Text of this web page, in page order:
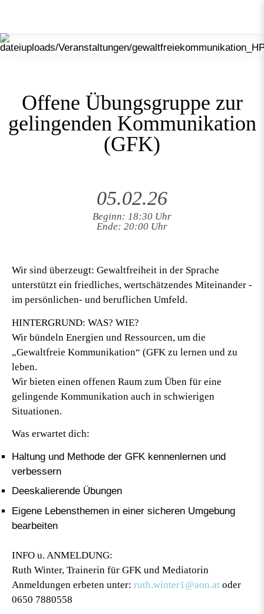
Offene Übungsgruppe zur
gelingenden Kommunikation
(GFK)
05.02.26
Beginn: 18:30 Uhr
Ende: 20:00 Uhr
Wir sind überzeugt: Gewaltfreiheit in der Sprache
unterstützt ein friedliches, wertschätzendes Miteinander -
im persönlichen- und beruflichen Umfeld.
HINTERGRUND: WAS? WIE?
Wir bündeln Energien und Ressourcen, um die
„Gewaltfreie Kommunikation“ (GFK zu lernen und zu
leben.
Wir bieten einen offenen Raum zum Üben für eine
gelingende Kommunikation auch in schwierigen
Situationen.
Was erwartet dich:
Haltung und Methode der GFK kennenlernen und
verbessern
Deeskalierende Übungen
Eigene Lebensthemen in einer sicheren Umgebung
bearbeiten
INFO u. ANMELDUNG:
Ruth Winter, Trainerin für GFK und Mediatorin
Anmeldungen erbeten unter: ruth.winter1@aon.at oder
0650 7880558